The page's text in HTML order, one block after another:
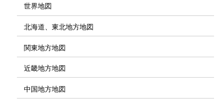
世界地図
北海道、東北地方地図
関東地方地図
近畿地方地図
中国地方地図